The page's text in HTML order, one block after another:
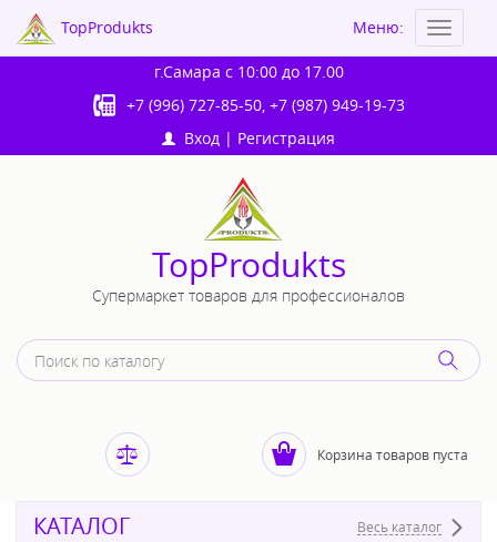
г.Самара с 10:00 до 17.00
+7 (996) 727-85-50, +7 (987) 949-19-73
Вход | Регистрация
TopProdukts
Супермаркет товаров для профессионалов
Корзина товаров пуста
TopProdukts
Toggle
Меню:
КАТАЛОГ Весь каталог